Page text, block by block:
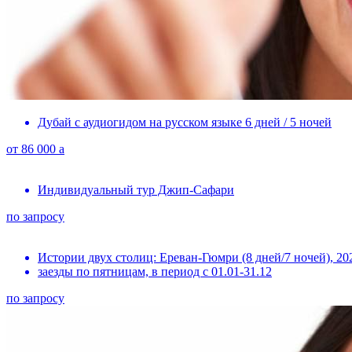
Дубай с аудиогидом на русском языке 6 дней / 5 ночей
от 86 000 a
Индивидуальный тур Джип-Сафари
по запросу
Истории двух столиц: Ереван-Гюмри (8 дней/7 ночей),
заезды по пятницам, в период с 01.01-31.12
по запросу